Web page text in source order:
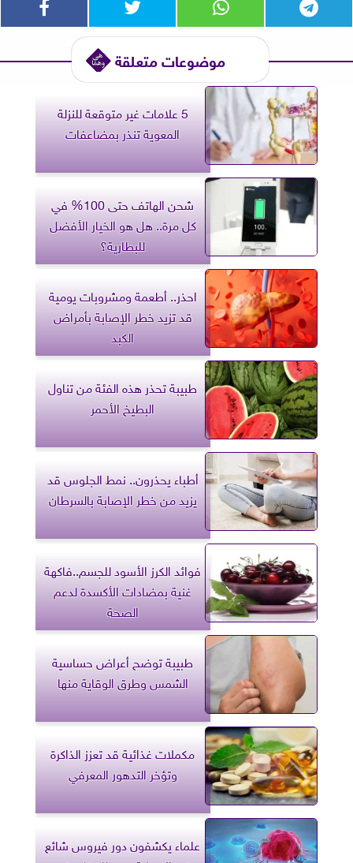
موضوعات متعلقة
5 علامات غير متوقعة للنزلة
المعوية تنذر بمضاعفات
شحن الهاتف حتى 100% في
كل مرة.. هل هو الخيار الأفضل
للبطارية؟
احذر.. أطعمة ومشروبات يومية
قد تزيد خطر الإصابة بأمراض
الكبد
طبيبة تحذر هذه الفئة من تناول
البطيخ الأحمر
أطباء يحذرون.. نمط الجلوس قد
يزيد من خطر الإصابة بالسرطان
فوائد الكرز الأسود للجسم..فاكهة
غنية بمضادات الأكسدة لدعم
الصحة
طبيبة توضح أعراض حساسية
الشمس وطرق الوقاية منها
مكملات غذائية قد تعزز الذاكرة
وتؤخر التدهور المعرفي
علماء يكشفون دور فيروس شائع